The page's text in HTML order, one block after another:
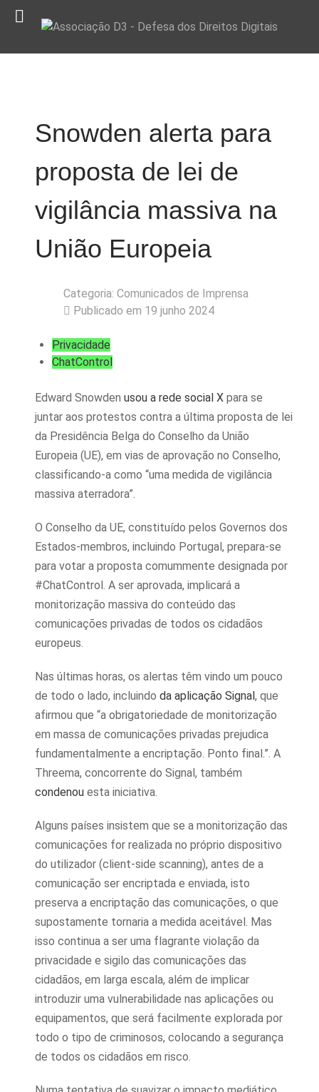
Snowden alerta para
proposta de lei de
vigilância massiva na
União Europeia
Categoria: Comunicados de Imprensa
Publicado em 19 junho 2024
Privacidade
ChatControl
Edward Snowden usou a rede social X para se
juntar aos protestos contra a última proposta de lei
da Presidência Belga do Conselho da União
Europeia (UE), em vias de aprovação no Conselho,
classificando-a como “uma medida de vigilância
massiva aterradora”.
O Conselho da UE, constituído pelos Governos dos
Estados-membros, incluindo Portugal, prepara-se
para votar a proposta comummente designada por
#ChatControl. A ser aprovada, implicará a
monitorização massiva do conteúdo das
comunicações privadas de todos os cidadãos
europeus.
Nas últimas horas, os alertas têm vindo um pouco
de todo o lado, incluindo da aplicação Signal, que
afirmou que “a obrigatoriedade de monitorização
em massa de comunicações privadas prejudica
fundamentalmente a encriptação. Ponto final.”. A
Threema, concorrente do Signal, também
condenou esta iniciativa.
Alguns países insistem que se a monitorização das
comunicações for realizada no próprio dispositivo
do utilizador (client-side scanning), antes de a
comunicação ser encriptada e enviada, isto
preserva a encriptação das comunicações, o que
supostamente tornaria a medida aceitável. Mas
isso continua a ser uma flagrante violação da
privacidade e sigilo das comunicações das
cidadãos, em larga escala, além de implicar
introduzir uma vulnerabilidade nas aplicações ou
equipamentos, que será facilmente explorada por
todo o tipo de criminosos, colocando a segurança
de todos os cidadãos em risco.